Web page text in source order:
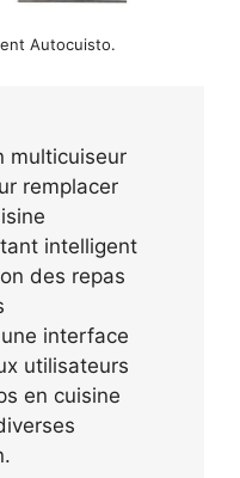
Autocuisto.
multicuiseur
remplacer
intelligent
des repas
interface
utilisateurs
en cuisine